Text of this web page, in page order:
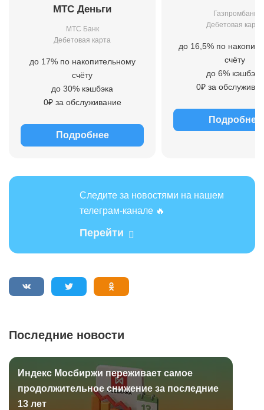
МТС Деньги
МТС Банк
Дебетовая карта
до 17% по накопительному
счёту
до 30% кэшбэка
0₽ за обслуживание
Подробнее
Газпромбанк
Дебетовая карта
до 16,5% по
счёту
до 6% кэшбэка
0₽ за
Подробнее
Следите за новостями на нашем
телеграм-канале 🔥
Перейти
Последние новости
Индекс Мосбиржи переживает самое
продолжительное снижение за последние
13 лет